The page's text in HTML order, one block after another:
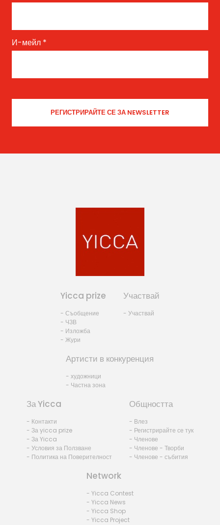
И-мейл *
Yicca prize
- Съобщение
- ЧЗВ
- Изложба
- Жури
Участвай
- Участвай
Артисти в конкуренция
- художници
- Частна зона
За Yicca
- Контакти
- За yicca prize
- За Yicca
- Условия за Ползване
- Политика на Поверителност
Общността
- Влез
- Регистрирайте се тук
- Членове
- Членове - Творби
- Членове - събития
Network
- Yicca Contest
- Yicca News
- Yicca Shop
- Yicca Project